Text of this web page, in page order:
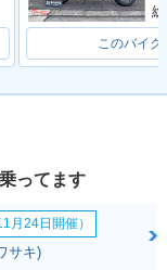
このバイク
ってます
月24日開催）
サキ)